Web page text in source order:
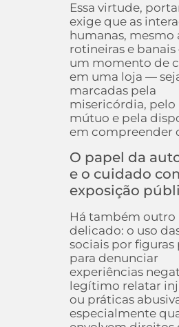
Essa virtude,
exige que as
humanas, mesmo
rotineiras e
um momento de
em uma loja —
marcadas pela
misericórdia, pelo
mútuo e pela
em compreender
O papel da
e o cuidado
exposição
Há também outro
delicado: o uso
sociais por figuras
para denunciar
experiências
legítimo relatar
ou práticas
especialmente